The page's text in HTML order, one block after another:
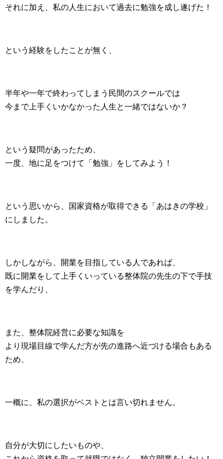
それに加え、私の人生において過去に勉強を成し遂げた！
という経験をしたことが無く、
半年や一年で終わってしまう民間のスクールでは
今まで上手くいかなかった人生と一緒ではないか？
という疑問があったため、
一度、地に足をつけて「勉強」をしてみよう！
という思いから、国家資格が取得できる「あはきの学校」
にしました。
しかしながら、開業を目指している人であれば、
既に開業をして上手くいっている整体院の先生の下で手技
を学んだり、
また、整体院経営に必要な知識を
より現場目線で学んだ方が先の進路へ近づける場合もある
ため、
一概に、私の選択がベストとは言い切れません。
自分が大切にしたいものや、